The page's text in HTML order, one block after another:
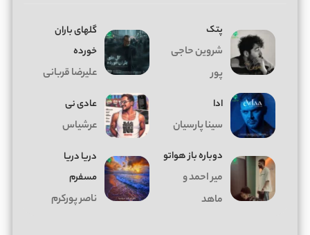
پتک
شروین حاجی
پور
گلهای باران
خورده
علیرضا قربانی
ادا
سینا پارسیان
عادی نی
عرشیاس
دوباره باز هواتو
میر احمد و
ماهد
دریا دریا
مسفرم
ناصر پورکرم